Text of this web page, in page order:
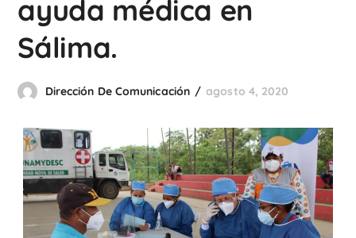
ayuda médica en
Sálima.
Dirección De Comunicación agosto 4, 2020